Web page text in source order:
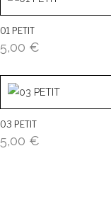
01 PETIT
5,00 €
03 PETIT
5,00 €